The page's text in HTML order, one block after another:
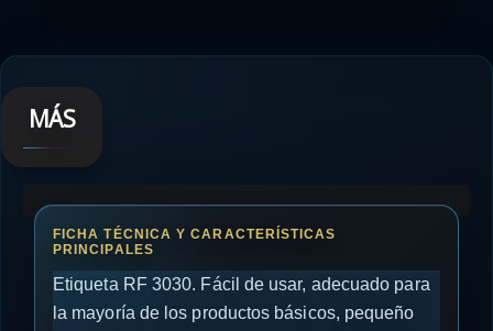
MÁS
Etiqueta RF 3030. Fácil de usar, adecuado para
la mayoría de los productos básicos, pequeño